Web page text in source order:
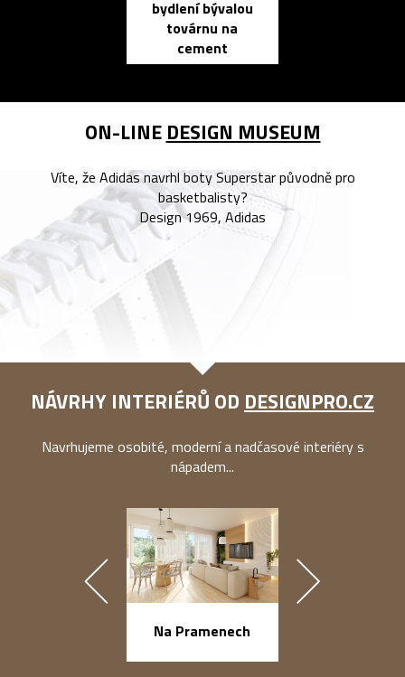
bydlení bývalou
továrnu na
cement
ON-LINE DESIGN MUSEUM
Víte, že Adidas navrhl boty Superstar původně pro
basketbalisty?
Design 1969, Adidas
NÁVRHY INTERIÉRŮ OD DESIGNPRO.CZ
Navrhujeme osobité, moderní a nadčasové interiéry s
nápadem...
Na Pramenech